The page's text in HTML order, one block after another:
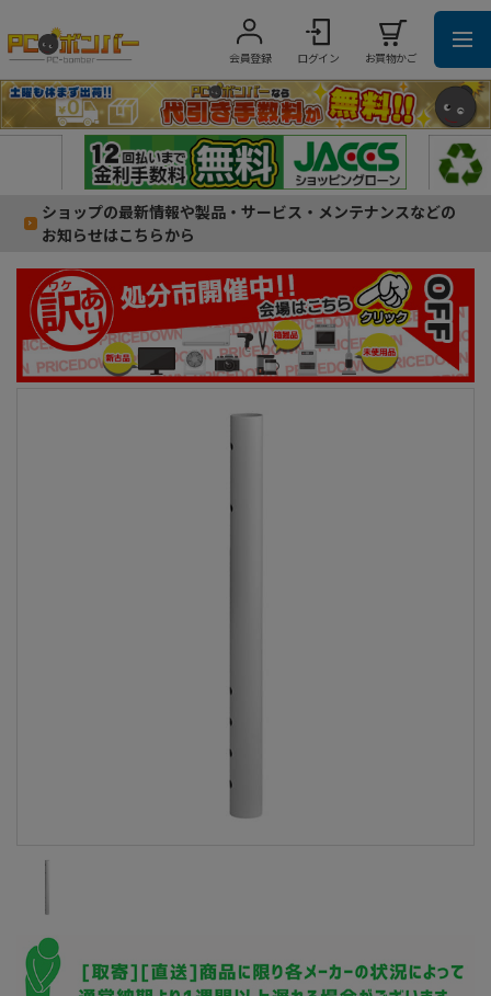
会員登録 ログイン お買物かご
ショップの最新情報や製品・サービス・メンテナンスなどの
お知らせはこちらから